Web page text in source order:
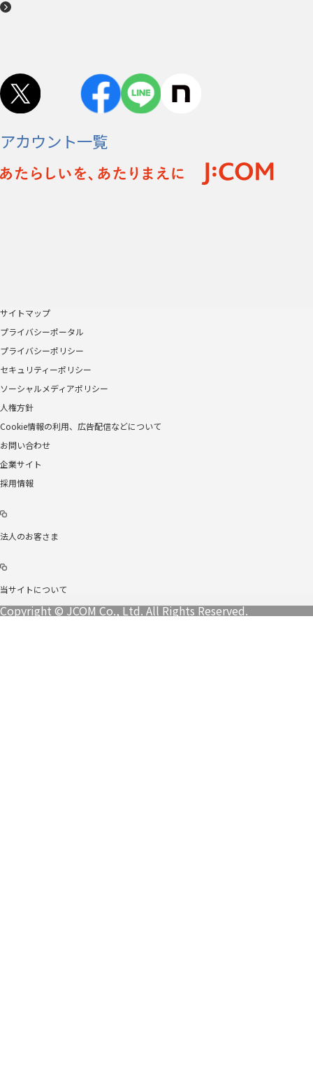
アカウント一覧
サイトマップ
プライバシーポータル
プライバシーポリシー
セキュリティーポリシー
ソーシャルメディアポリシー
人権方針
Cookie情報の利用、広告配信などについて
お問い合わせ
企業サイト
採用情報
法人のお客さま
当サイトについて
Copyright © JCOM Co., Ltd. All Rights Reserved.